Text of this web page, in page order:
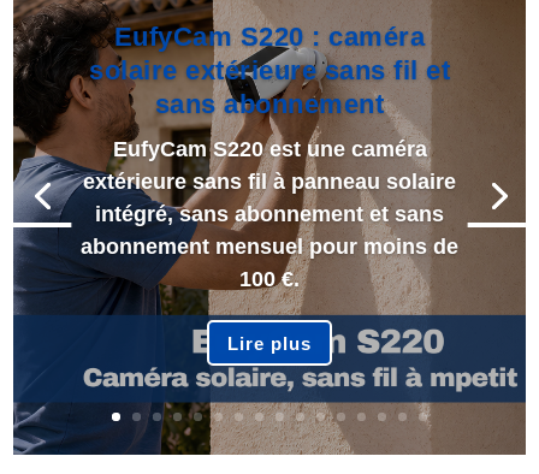
EufyCam S220 : caméra
solaire extérieure sans fil et
sans abonnement
EufyCam S220 est une caméra
extérieure sans fil à panneau solaire
intégré, sans abonnement et sans
abonnement mensuel pour moins de
100 €.
Lire plus